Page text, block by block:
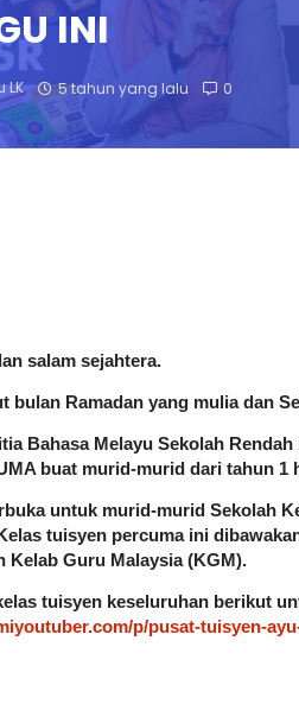
INI
LK 5 tahun yang lalu 0
salam sejahtera.
bulan Ramadan yang mulia dan
Bahasa Melayu Sekolah
buat murid-murid dari tahun 1
untuk murid-murid Sekolah
tuisyen percuma ini
Kelab Guru Malaysia (KGM).
tuisyen keseluruhan berikut
p/pusat-tuisyen-